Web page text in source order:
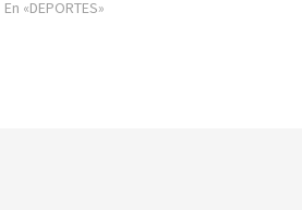
En «DEPORTES»